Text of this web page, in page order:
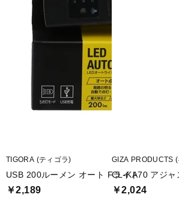
TIGORA (ティゴラ)
USB 200ルーメン オート Fライト
￥2,189
GIZA PRODUCTS
CL-KA70 アジャ
￥2,024